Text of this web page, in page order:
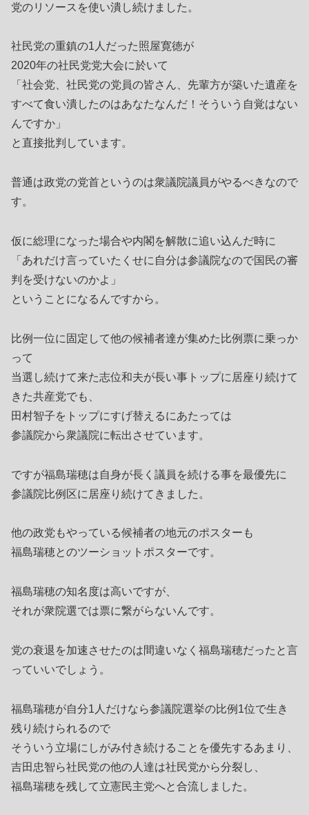
党のリソースを使い潰し続けました。
社民党の重鎮の1人だった照屋寛徳が
2020年の社民党党大会に於いて
「社会党、社民党の党員の皆さん、先輩方が築いた遺産を
すべて食い潰したのはあなたなんだ！そういう自覚はない
んですか」
と直接批判しています。
普通は政党の党首というのは衆議院議員がやるべきなので
す。
仮に総理になった場合や内閣を解散に追い込んだ時に
「あれだけ言っていたくせに自分は参議院なので国民の審
判を受けないのかよ」
ということになるんですから。
比例一位に固定して他の候補者達が集めた比例票に乗っか
って
当選し続けて来た志位和夫が長い事トップに居座り続けて
きた共産党でも、
田村智子をトップにすげ替えるにあたっては
参議院から衆議院に転出させています。
ですが福島瑞穂は自身が長く議員を続ける事を最優先に
参議院比例区に居座り続けてきました。
他の政党もやっている候補者の地元のポスターも
福島瑞穂とのツーショットポスターです。
福島瑞穂の知名度は高いですが、
それが衆院選では票に繋がらないんです。
党の衰退を加速させたのは間違いなく福島瑞穂だったと言
っていいでしょう。
福島瑞穂が自分1人だけなら参議院選挙の比例1位で生き
残り続けられるので
そういう立場にしがみ付き続けることを優先するあまり、
吉田忠智ら社民党の他の人達は社民党から分裂し、
福島瑞穂を残して立憲民主党へと合流しました。